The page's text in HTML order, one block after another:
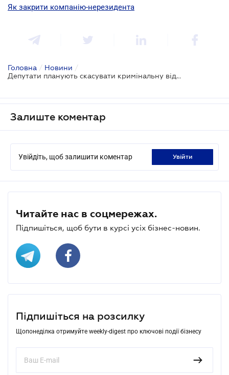
Як закрити компанію-нерезидента
Головна / Новини /
Депутати планують скасувати кримінальну відповідальність за фіктивне підприємництво
Залиште коментар
Увійдіть, щоб залишити коментар увійти
Читайте нас в соцмережах.
Підпишіться, щоб бути в курсі усіх бізнес-новин.
Підпишіться на розсилку
Щопонеділка отримуйте weekly-digest про ключові події бізнесу